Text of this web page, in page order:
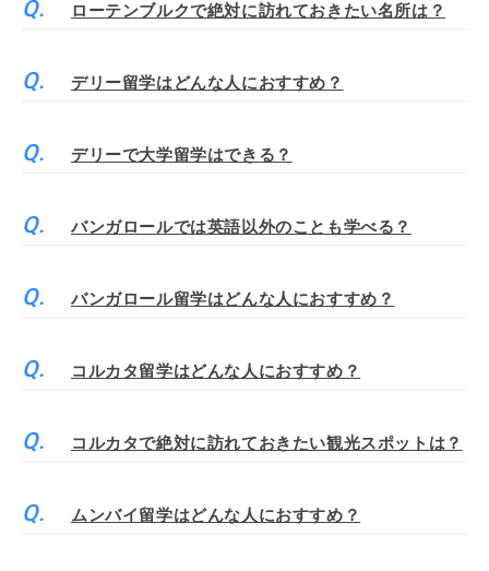
ローテンブルクで絶対に訪れておきたい名所は？
デリー留学はどんな人におすすめ？
デリーで大学留学はできる？
バンガロールでは英語以外のことも学べる？
バンガロール留学はどんな人におすすめ？
コルカタ留学はどんな人におすすめ？
コルカタで絶対に訪れておきたい観光スポットは？
ムンバイ留学はどんな人におすすめ？